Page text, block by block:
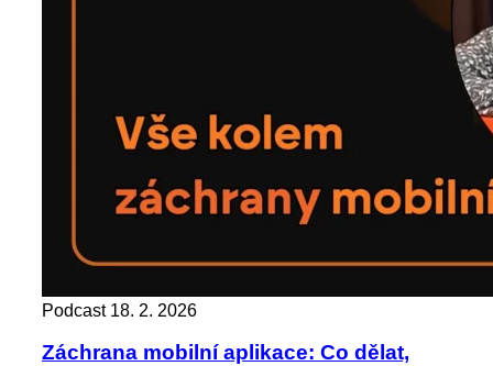
Podcast 18. 2. 2026
Záchrana mobilní aplikace: Co dělat,